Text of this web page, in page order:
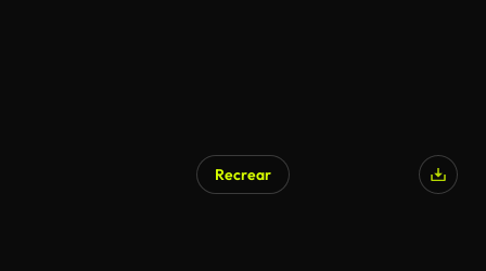
Recrear